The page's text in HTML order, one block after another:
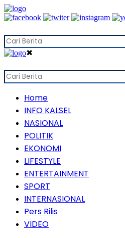
✖
Home
INFO KALSEL
NASIONAL
POLITIK
EKONOMI
LIFESTYLE
ENTERTAINMENT
SPORT
INTERNASIONAL
Pers Rilis
VIDEO